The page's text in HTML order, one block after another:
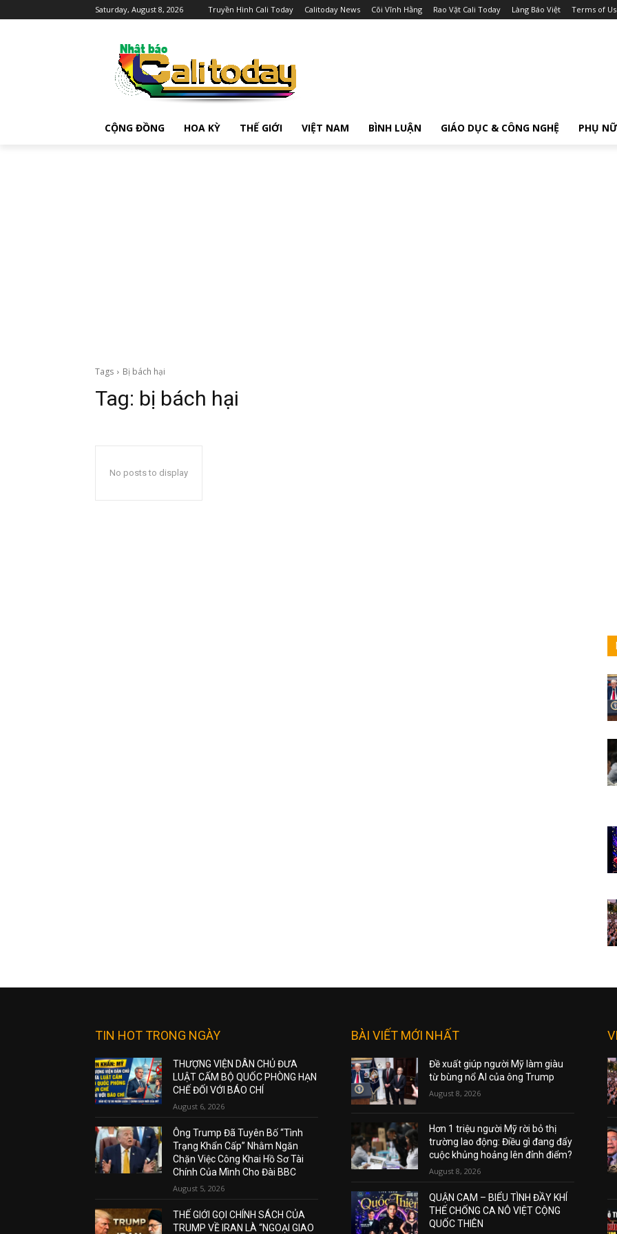
Saturday, August 8, 2026 Truyền Hình Cali Today Calitoday News Cõi Vĩnh Hằng Rao Vặt Cali Today Làng Báo Việt Terms of
CỘNG ĐỒNG HOA KỲ THẾ GIỚI VIỆT NAM BÌNH LUẬN GIÁO DỤC & CÔNG NGHỆ PHỤ NỮ
Tags Bị bách hại
Tag: bị bách hại
No posts to display
TIN HOT TRONG NGÀY
THƯỢNG VIỆN DÂN CHỦ ĐƯA
LUẬT CẤM BỘ QUỐC PHÒNG HẠN
CHẾ ĐỐI VỚI BÁO CHÍ
August 6, 2026
Ông Trump Đã Tuyên Bố “Tình
Trạng Khẩn Cấp” Nhằm Ngăn
Chặn Việc Công Khai Hồ Sơ Tài
Chính Của Mình Cho Đài BBC
August 5, 2026
THẾ GIỚI GỌI CHÍNH SÁCH CỦA
TRUMP VỀ IRAN LÀ “NGOẠI GIAO
BÀI VIẾT MỚI NHẤT
Đề xuất giúp người Mỹ làm giàu
từ bùng nổ AI của ông Trump
August 8, 2026
Hơn 1 triệu người Mỹ rời bỏ thị
trường lao động: Điều gì đang đẩy
cuộc khủng hoảng lên đỉnh điểm?
August 8, 2026
QUẬN CAM – BIỂU TÌNH ĐẦY KHÍ
THẾ CHỐNG CA NÔ VIỆT CỘNG
QUỐC THIÊN